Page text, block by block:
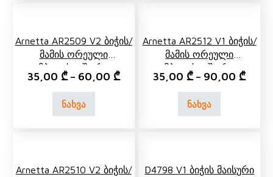
Arnetta AR2509 V2 Ბიჭის/
Მამის Ორეული
Კომპლექტი Შორტით
35,00 ₾– 60,00 ₾
ნახვა
Arnetta AR2512 V1 Ბიჭის/
Მამის Ორეული
Კომპლექტი Შორტით
35,00 ₾– 90,00 ₾
ნახვა
Arnetta AR2510 V2 Ბიჭის/
D4798 V1 Ბიჭის Მაისური